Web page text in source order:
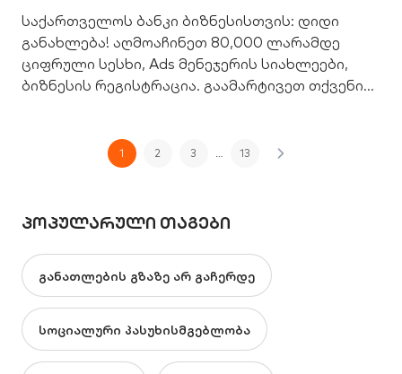
საქართველოს ბანკი ბიზნესისთვის: დიდი
განახლება! აღმოაჩინეთ 80,000 ლარამდე
ციფრული სესხი, Ads მენეჯერის სიახლეები,
ბიზნესის რეგისტრაცია. გაამარტივეთ თქვენი
1 2 3 13
ᲞᲝᲞᲣᲚᲐᲠᲣᲚᲘ ᲗᲐᲒᲔᲑᲘ
განათლების გზაზე არ გაჩერდე
სოციალური პასუხისმგებლობა